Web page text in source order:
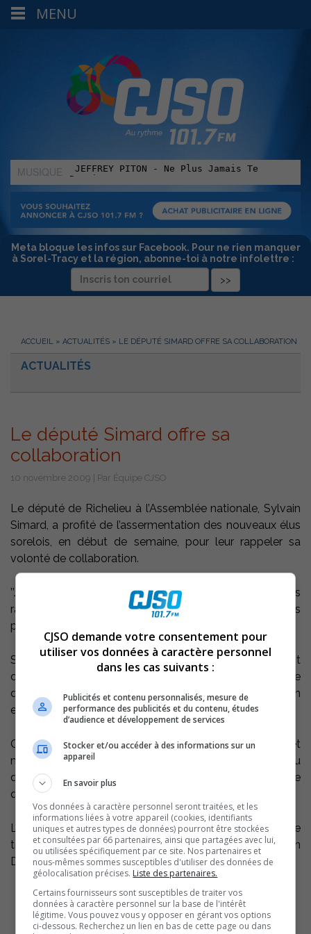
MUSIQUE
:
Meta bloque les infos sur Facebook. Pour ne rien manquer
à Sorel-Tracy et la région, abonne-toi à notre infolettre :
ACCUEIL » ACTUALITÉS » LE DÉPUTÉ SIMARD OFFRE SA COLLABORATION
ACTUALITÉS
Le député Simard offre sa
collaboration
10 novembre 2009 | Par Équipe CJSO
Le député de Richelieu à l’Assemblée nationale, Sylvain
Simard, a profité de l’assermentation des nouveaux élus
sorelois, en début de semaine, pour leur rappeler sa
volonté de collaboration.
’’Je souhaite profiter de cette assermentation pour vous
rappeler que, tout au long de votre mandat, vous
pourrez compter sur moi.
S’il est un dessein que tous partagent à Sorel-Tracy c’est
celui de léguer aux générations montantes une ville
dynamique, sur mesure pour ses citoyens et en
excellente santé financière.
Continuer d’édifier cette ville pour le monde, jeunes et
moins jeunes, riches et moins riches, gens de sports ou
de culture, est la tâche à la fois exigeante et exaltante
qui nous attend tous.’’ de dire M. Simard.
Le député de Richelieu aura une première rencontre de
travail avec le nouveau maire élu de Sorel-Tracy, Réjean
Dauplaise, ce jeudi après-midi, à Québec.
MENU
CJSO demande votre consentement pour
utiliser vos données à caractère personnel
dans les cas suivants :
Publicités et contenu personnalisés, mesure de
performance des publicités et du contenu, études
d’audience et développement de services
Stocker et/ou accéder à des informations sur un
appareil
En savoir plus
Vos données à caractère personnel seront traitées, et les
informations liées à votre appareil (cookies, identifiants
uniques et autres types de données) pourront être stockées
et consultées par 66 partenaires, ainsi que partagées avec lui,
ou utilisées spécifiquement par ce site. Nos partenaires et
nous-mêmes sommes susceptibles d'utiliser des données de
géolocalisation précises. Liste des partenaires.
Certains fournisseurs sont susceptibles de traiter vos
données à caractère personnel sur la base de l'intérêt
légitime. Vous pouvez vous y opposer en gérant vos options
ci-dessous. Recherchez un lien en bas de cette page ou dans